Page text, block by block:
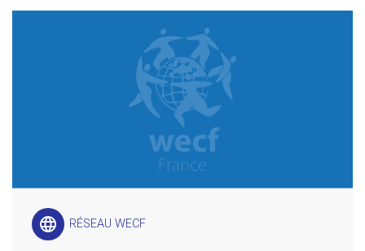
language RÉSEAU WECF